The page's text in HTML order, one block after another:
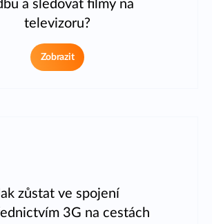
a sledovat filmy na
televizoru?
Zobrazit
zůstat ve spojení
3G na cestách